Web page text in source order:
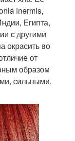
inermis,
Египта,
с другими
окрасить во
от
образом
сильными,